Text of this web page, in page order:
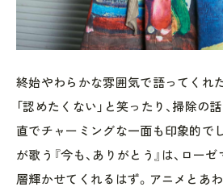
終始やわらかな雰囲気で語ってくれ
「認めたくない」と笑ったり、掃除の
直でチャーミングな一面も印象的で
が歌う『今も、ありがとう』は、ロー
層輝かせてくれるはず。アニメとあ